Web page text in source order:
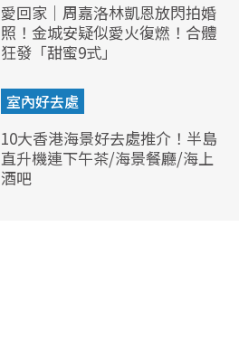
愛回家｜周嘉洛林凱恩放閃拍婚
照！金城安疑似愛火復燃！合體
狂發「甜蜜9式」
室內好去處
10大香港海景好去處推介！半島
直升機連下午茶/海景餐廳/海上
酒吧